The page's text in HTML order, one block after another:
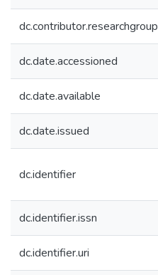
dc.contributor.researchgroup
dc.date.accessioned
dc.date.available
dc.date.issued
dc.identifier
dc.identifier.issn
dc.identifier.uri